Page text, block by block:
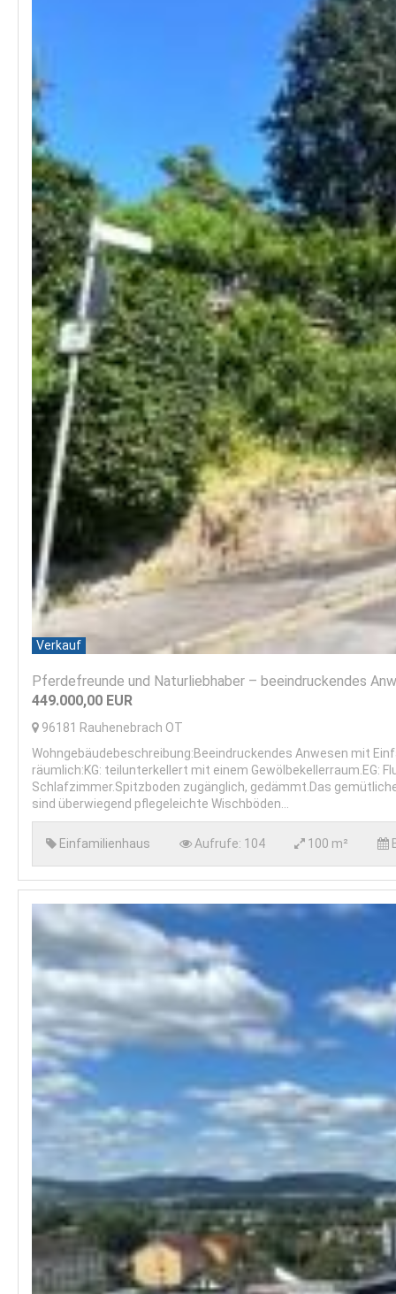
Verkauf
Pferdefreunde und Naturliebhaber – beeindruckendes
449.000,00 EUR
96181 Rauhenebrach OT
Wohngebäudebeschreibung:Beeindruckendes Anwesen mit
räumlich:KG: teilunterkellert mit einem Gewölbekellerraum.EG:
Schlafzimmer.Spitzboden zugänglich, gedämmt.Das
sind überwiegend pflegeleichte Wischböden...
Einfamilienhaus Aufrufe: 104 100 m²